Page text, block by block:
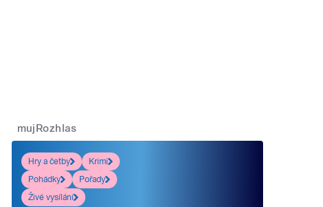
mujRozhlas
Hry a četby
Krimi
Pohádky
Pořady
Živé vysílání